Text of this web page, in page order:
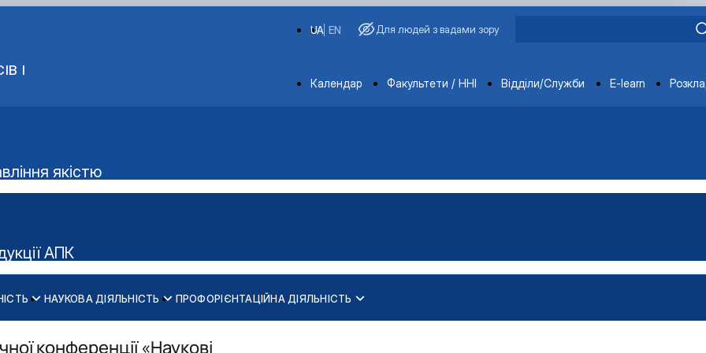
І
EN
UA Для людей з вадами зору
Departments
Календар Факультети / ННІ Відділи/Служби E-learn
якістю
АПК
НАУКОВА ДІЯЛЬНІСТЬ
ф-ту харчових наук
ПРОФОРІЄНТАЦІЙНА ДІЯЛЬНІСТЬ
конференції «Наукові